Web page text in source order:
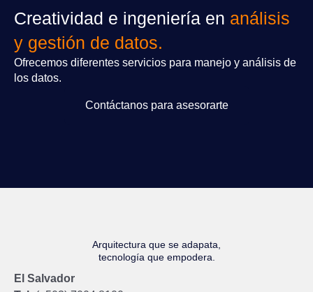
Creatividad e ingeniería en análisis
y gestión de datos.
Ofrecemos diferentes servicios para manejo y análisis de
los datos.
Contáctanos para asesorarte
Arquitectura que se adapata,
tecnología que empodera.
El Salvador